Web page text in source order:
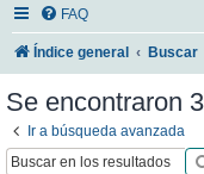
FAQ
Índice general Buscar
Se encontraron
Ir a búsqueda avanzada